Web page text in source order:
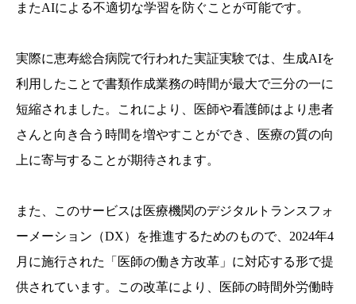
またAIによる不適切な学習を防ぐことが可能です。
実際に恵寿総合病院で行われた実証実験では、生成AIを
利用したことで書類作成業務の時間が最大で三分の一に
短縮されました。これにより、医師や看護師はより患者
さんと向き合う時間を増やすことができ、医療の質の向
上に寄与することが期待されます。
また、このサービスは医療機関のデジタルトランスフォ
ーメーション（DX）を推進するためのもので、2024年4
月に施行された「医師の働き方改革」に対応する形で提
供されています。この改革により、医師の時間外労働時